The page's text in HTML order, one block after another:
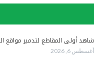
شاهد أولى المقاطع لتدمير مواقع
أغسطس 6, 2026